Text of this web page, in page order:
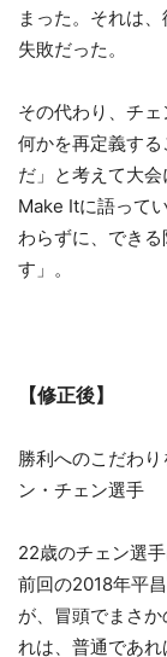
まった。それは
失敗だった。
その代わり、チ
何かを再定義す
だ」と考えて大
Make Itに語って
わらずに、でき
す」。
【修正後】
勝利へのこだわ
ン・チェン選手
22歳のチェン選
前回の2018年平
が、冒頭でまさ
れは、普通であ